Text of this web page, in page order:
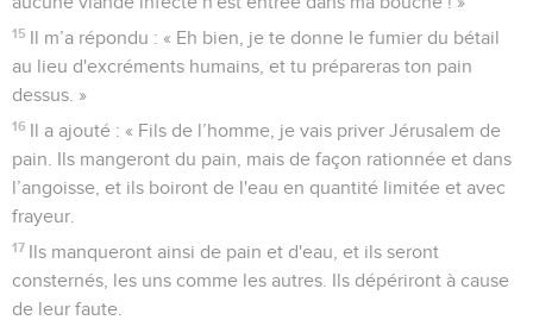
15 Il m’a répondu : « Eh bien, je te donne le fumier du bétail
au lieu d'excréments humains, et tu prépareras ton pain
dessus. »
16 Il a ajouté : « Fils de l’homme, je vais priver Jérusalem de
pain. Ils mangeront du pain, mais de façon rationnée et dans
l’angoisse, et ils boiront de l'eau en quantité limitée et avec
frayeur.
17 Ils manqueront ainsi de pain et d'eau, et ils seront
consternés, les uns comme les autres. Ils dépériront à cause
de leur faute.